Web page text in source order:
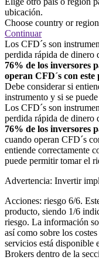
ubicación.
Choose country or region
Continuar
Los CFD´s son
perdida rápida de dinero
76% de los inversores
operan CFD´s con este
Debe considerar si
instrumento y si se
Los CFD´s son
perdida rápida de dinero
76% de los inversores
cuando operan CFD´s
entiende correctamente
puede permitir tomar el
Advertencia: Invertir
Acciones: riesgo 6/6.
producto, siendo 1/6
riesgo. La información
así como sobre los
servicios está
Brokers dentro de la